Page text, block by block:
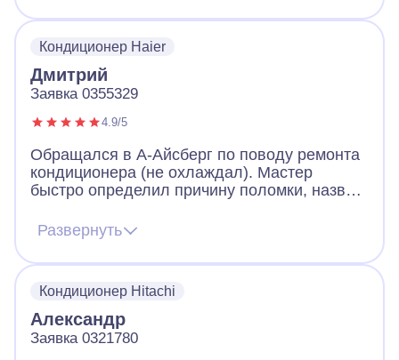
Кондиционер Haier
Дмитрий
Заявка 0355329
4.9/5
Обращался в А-Айсберг по поводу ремонта
кондиционера (не охлаждал). Мастер
быстро определил причину поломки, назвал
устранена, теперь все работает. К
сожалению, стоимость ремонта вышла
больше, чем я ожидал (за ремонт
дешевле, чем новый кондиционер покупать.
Мастер грамотный. Дал гарантию и провел
дезинфекцию. Спасибо.
Развернуть
Кондиционер Hitachi
Александр
Заявка 0321780